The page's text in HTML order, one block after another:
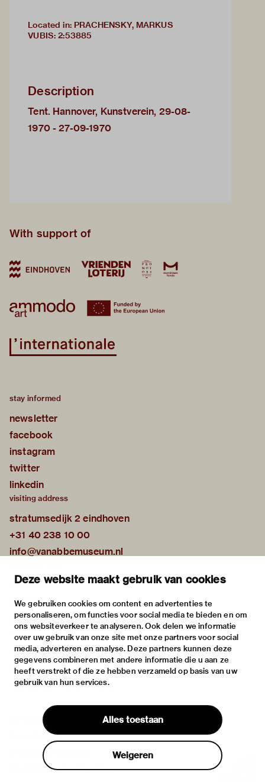
Deze website maakt gebruik van cookies
We gebruiken cookies om content en advertenties te
personaliseren, om functies voor social media te bieden en om
ons websiteverkeer te analyseren. Ook delen we informatie
over uw gebruik van onze site met onze partners voor social
media, adverteren en analyse. Deze partners kunnen deze
gegevens combineren met andere informatie die u aan ze
heeft verstrekt of die ze hebben verzameld op basis van uw
gebruik van hun services.
Alles toestaan
Weigeren
Located in: PRACHENSKY, MARKUS
VUBIS: 2:53885
Description
Tent. Hannover, Kunstverein, 29-08-
1970 - 27-09-1970
With support of
stay informed
newsletter
facebook
instagram
twitter
linkedin
visiting address
stratumsedijk 2 eindhoven
+31 40 238 10 00
info@vanabbemuseum.nl
exhibitions
activities
practical information
about
the museum
the collection
foundations & partners
contact
house rules
privacy & cookies
disclaimer & colophon